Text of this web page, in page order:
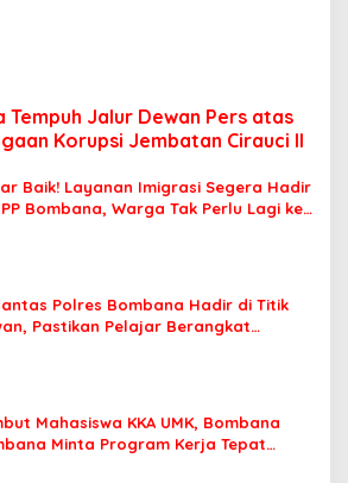
Tempuh Jalur Dewan Pers atas
Korupsi Jembatan Cirauci II
Baik! Layanan Imigrasi Segera Hadir
Bombana, Warga Tak Perlu Lagi ke
Polres Bombana Hadir di Titik
Pastikan Pelajar Berangkat
Mahasiswa KKA UMK, Bombana
Minta Program Kerja Tepat